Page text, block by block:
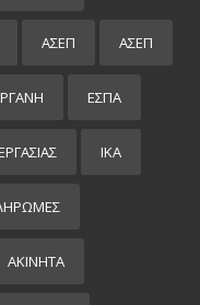
ΑΣΕΠ ΑΣΕΠ
ΕΣΠΑ
ΙΚΑ
ΑΚΙΝΗΤΑ